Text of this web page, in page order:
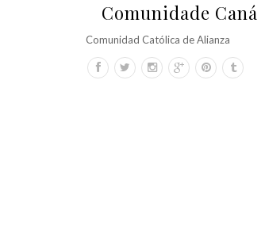
Comunidade Caná
Comunidad Católica de Alianza